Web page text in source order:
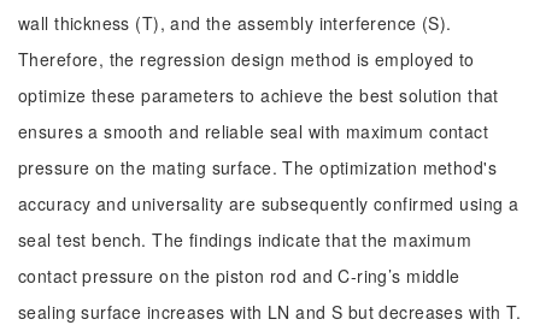
wall thickness (T), and the assembly interference (S).
Therefore, the regression design method is employed to
optimize these parameters to achieve the best solution that
ensures a smooth and reliable seal with maximum contact
pressure on the mating surface. The optimization method's
accuracy and universality are subsequently confirmed using a
seal test bench. The findings indicate that the maximum
contact pressure on the piston rod and C-ring’s middle
sealing surface increases with LN and S but decreases with T.